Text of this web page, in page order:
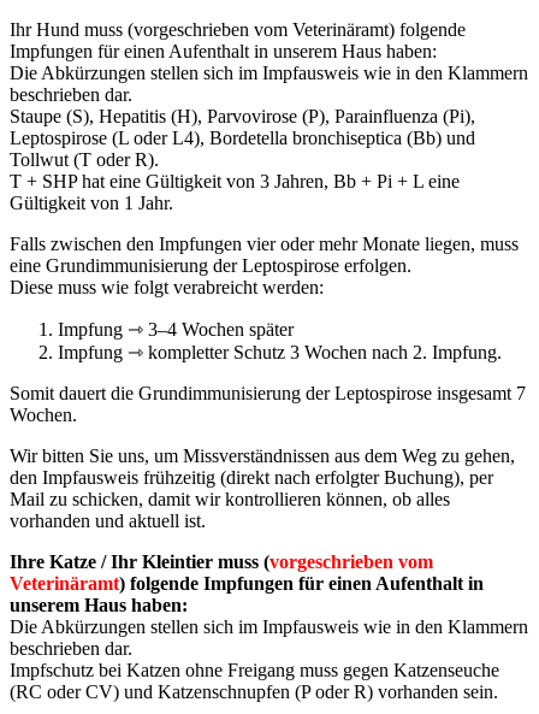
Ihr Hund muss (vorgeschrieben vom Veterinäramt) folgende
Impfungen für einen Aufenthalt in unserem Haus haben:
Die Abkürzungen stellen sich im Impfausweis wie in den Klammern
beschrieben dar.
Staupe (S), Hepatitis (H), Parvovirose (P), Parainfluenza (Pi),
Leptospirose (L oder L4), Bordetella bronchiseptica (Bb) und
Tollwut (T oder R).
T + SHP hat eine Gültigkeit von 3 Jahren, Bb + Pi + L eine
Gültigkeit von 1 Jahr.
Falls zwischen den Impfungen vier oder mehr Monate liegen, muss
eine Grundimmunisierung der Leptospirose erfolgen.
Diese muss wie folgt verabreicht werden:
Impfung ⇾ 3–4 Wochen später
Impfung ⇾ kompletter Schutz 3 Wochen nach 2. Impfung.
Somit dauert die Grundimmunisierung der Leptospirose insgesamt 7
Wochen.
Wir bitten Sie uns, um Missverständnissen aus dem Weg zu gehen,
den Impfausweis frühzeitig (direkt nach erfolgter Buchung), per
Mail zu schicken, damit wir kontrollieren können, ob alles
vorhanden und aktuell ist.
Ihre Katze / Ihr Kleintier muss (vorgeschrieben vom
Veterinäramt) folgende Impfungen für einen Aufenthalt in
unserem Haus haben:
Die Abkürzungen stellen sich im Impfausweis wie in den Klammern
beschrieben dar.
Impfschutz bei Katzen ohne Freigang muss gegen Katzenseuche
(RC oder CV) und Katzenschnupfen (P oder R) vorhanden sein.